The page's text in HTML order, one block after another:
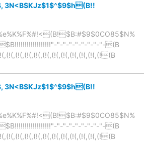
3N<B$KJz$1$^$9$h(B!!
$B!!!!!!!!!!!!!!!!!!"-"-"-"-"-"-"-"-"-(B
3N<B$KJz$1$^$9$h(B!!
$B!!!!!!!!!!!!!!!!!!"-"-"-"-"-"-"-"-"-(B